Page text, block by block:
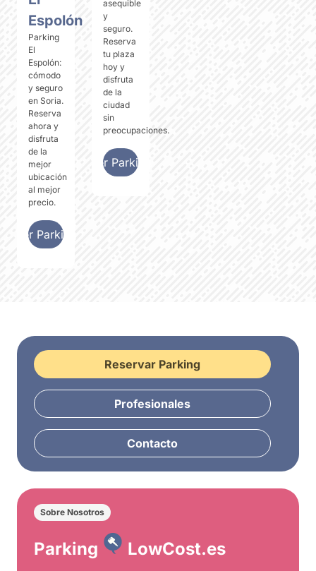
Espolón
Parking
El
Espolón:
cómodo
y seguro
en Soria.
Reserva
ahora y
disfruta
de la
mejor
ubicación
al mejor
precio.
Ver Parking
asequible
y
seguro.
Reserva
tu plaza
hoy y
disfruta
de la
ciudad
sin
preocupaciones.
Ver Parking
Reservar Parking
Profesionales
Contacto
Sobre Nosotros
Parking LowCost.es